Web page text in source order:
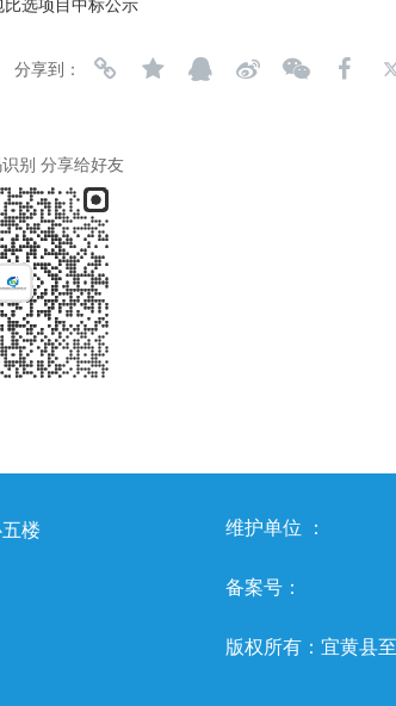
分享到：
别 分享给好友
楼 维护单位 ：
备案号：
版权所有：宜黄县